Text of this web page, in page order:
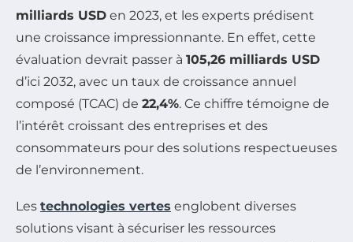
milliards USD en 2023, et les experts prédisent
une croissance impressionnante. En effet, cette
évaluation devrait passer à 105,26 milliards USD
d’ici 2032, avec un taux de croissance annuel
composé (TCAC) de 22,4%. Ce chiffre témoigne de
l’intérêt croissant des entreprises et des
consommateurs pour des solutions respectueuses
de l’environnement.
Les technologies vertes englobent diverses
solutions visant à sécuriser les ressources